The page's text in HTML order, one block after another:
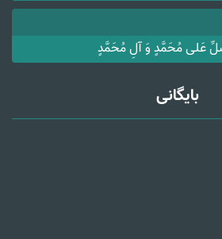
عَلی مُحَمَّدٍ وَ آلِ مُحَمَّدٍ
بایگانی